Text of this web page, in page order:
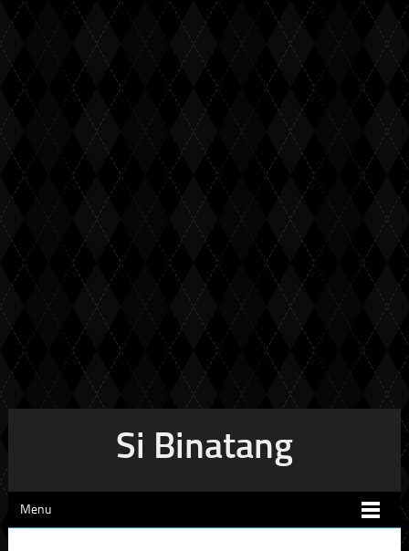
Si Binatang
Menu